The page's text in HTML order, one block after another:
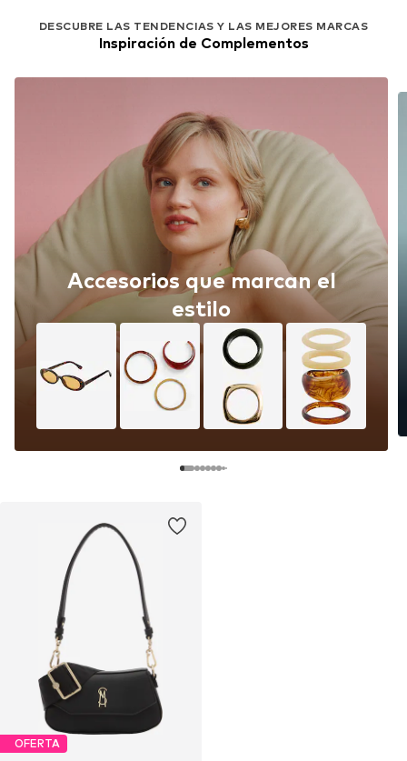
DESCUBRE LAS TENDENCIAS Y LAS MEJORES MARCAS
Inspiración de Complementos
Accesorios que marcan el
estilo
OFERTA